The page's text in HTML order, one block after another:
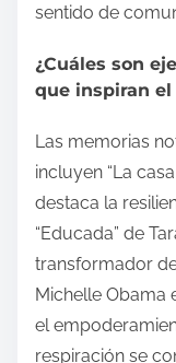
sentido de
¿Cuáles son
que inspiran el
Las memorias
incluyen “La
destaca la
“Educada” de
transformador
Michelle Obama
el
respiración se